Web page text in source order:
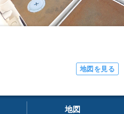
地図を見る
地図